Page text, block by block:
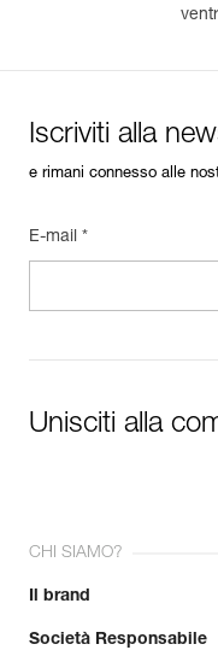
Iscriviti alla
e rimani connesso alle
E-mail *
Unisciti alla
CHI SIAMO?
Il brand
Società Responsabile